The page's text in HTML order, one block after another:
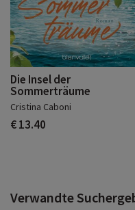
Die Insel der
Sommerträume
Cristina Caboni
€ 13.40
Verwandte